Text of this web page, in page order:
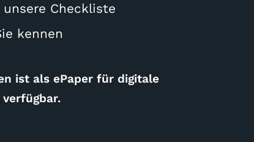
unsere Checkliste
kennen
ist als ePaper für digitale
verfügbar.